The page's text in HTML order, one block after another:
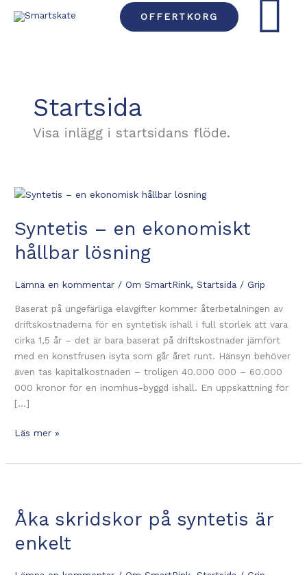
OFFERTKORG
Startsida
Visa inlägg i startsidans flöde.
Syntetis – en ekonomiskt
hållbar lösning
Lämna en kommentar /Om SmartRink,Startsida /Grip
Baserat på ungefärliga elavgifter kommer återbetalningen av
driftskostnaderna för en syntetisk ishall i full storlek att vara
cirka 1,5 år – det är bara baserat på driftskostnader jämfört
med en konstfrusen isyta som går året runt. Hänsyn behöver
även tas kapitalkostnaden – troligen 40.000 000 – 60.000
000 kronor för en inomhus-byggd ishall. En uppskattning för
[…]
Syntetis
en
lösning
Läs mer »
Åka skridskor på syntetis är
enkelt